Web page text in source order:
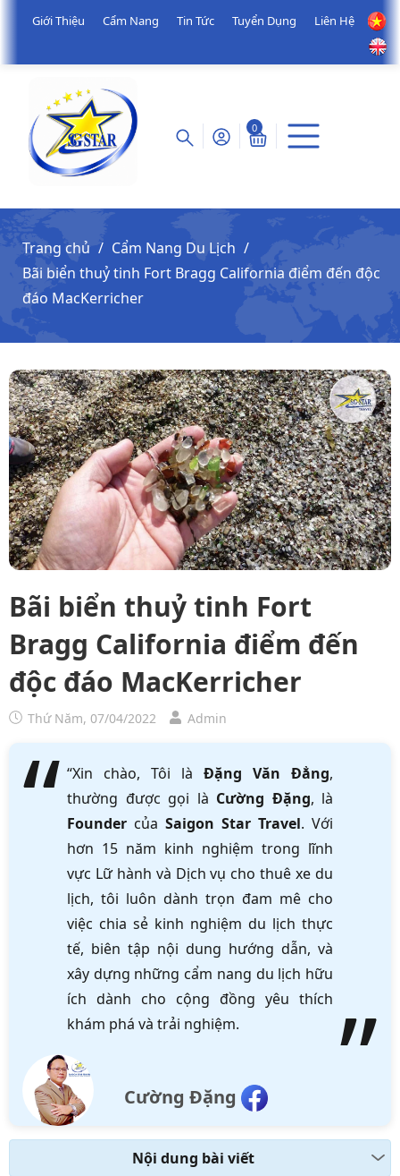
Giới Thiệu Cẩm Nang Tin Tức Tuyển Dụng Liên Hệ
0
Trang chủ
Cẩm Nang Du Lịch
Bãi biển thuỷ tinh Fort Bragg California điểm đến độc
đáo MacKerricher
Bãi biển thuỷ tinh Fort
Bragg California điểm đến
độc đáo MacKerricher
Thứ Năm, 07/04/2022 Admin
“Xin chào, Tôi là Đặng Văn Đẳng,
thường được gọi là Cường Đặng, là
Founder của Saigon Star Travel. Với
hơn 15 năm kinh nghiệm trong lĩnh
vực Lữ hành và Dịch vụ cho thuê xe du
lịch, tôi luôn dành trọn đam mê cho
việc chia sẻ kinh nghiệm du lịch thực
tế, biên tập nội dung hướng dẫn, và
xây dựng những cẩm nang du lịch hữu
ích dành cho cộng đồng yêu thích
khám phá và trải nghiệm.
Cường Đặng
Nội dung bài viết